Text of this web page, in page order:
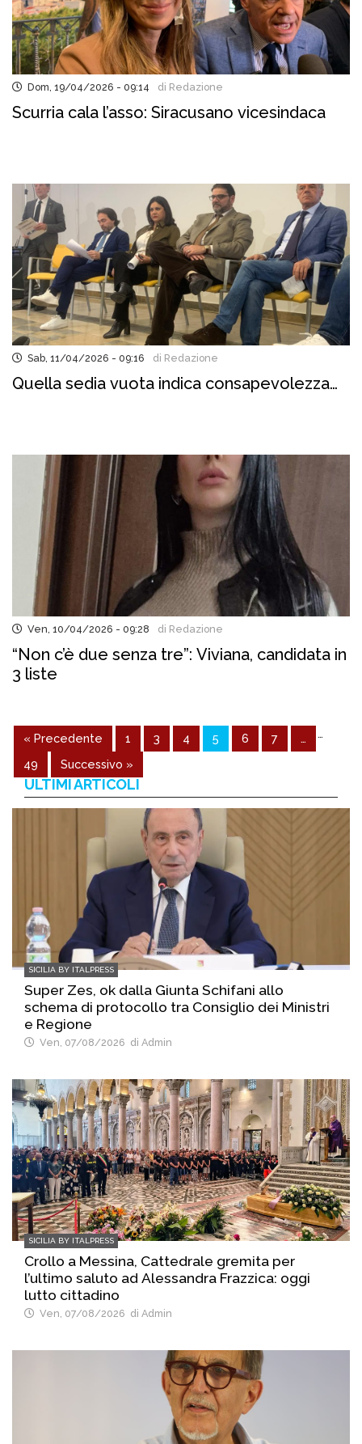
Dom, 19/04/2026 - 09:14 di Redazione
Scurria cala l’asso: Siracusano vicesindaca
Sab, 11/04/2026 - 09:16 di Redazione
Quella sedia vuota indica consapevolezza…
Ven, 10/04/2026 - 09:28 di Redazione
“Non c’è due senza tre”: Viviana, candidata in
3 liste
« Precedente 1 …
3 4 5 6 7
…
49
Successivo »
ULTIMI ARTICOLI
SICILIA BY ITALPRESS
Super Zes, ok dalla Giunta Schifani allo
schema di protocollo tra Consiglio dei Ministri
e Regione
Ven, 07/08/2026 di Admin
SICILIA BY ITALPRESS
Crollo a Messina, Cattedrale gremita per
l’ultimo saluto ad Alessandra Frazzica: oggi
lutto cittadino
Ven, 07/08/2026 di Admin